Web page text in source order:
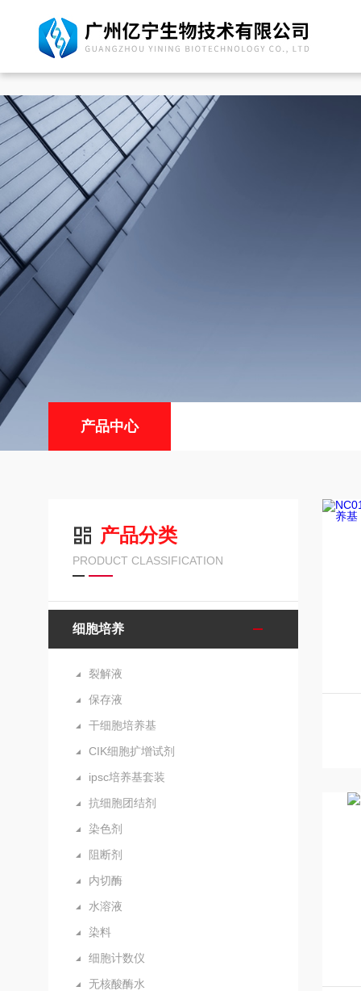
产品中心
产品分类
PRODUCT CLASSIFICATION
细胞培养
裂解液
保存液
干细胞培养基
CIK细胞扩增试剂
ipsc培养基套装
抗细胞团结剂
染色剂
阻断剂
内切酶
水溶液
染料
细胞计数仪
无核酸酶水